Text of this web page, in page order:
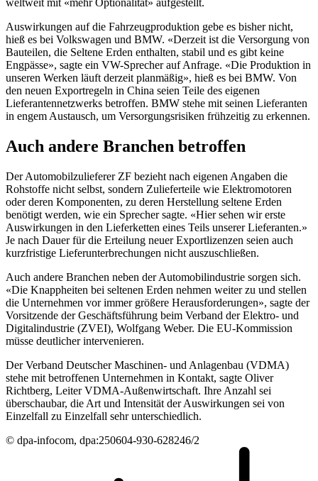
weltweit mit «mehr Optionalität» aufgestellt.
Auswirkungen auf die Fahrzeugproduktion gebe es bisher nicht,
hieß es bei Volkswagen und BMW. «Derzeit ist die Versorgung von
Bauteilen, die Seltene Erden enthalten, stabil und es gibt keine
Engpässe», sagte ein VW-Sprecher auf Anfrage. «Die Produktion in
unseren Werken läuft derzeit planmäßig», hieß es bei BMW. Von
den neuen Exportregeln in China seien Teile des eigenen
Lieferantennetzwerks betroffen. BMW stehe mit seinen Lieferanten
in engem Austausch, um Versorgungsrisiken frühzeitig zu erkennen.
Auch andere Branchen betroffen
Der Automobilzulieferer ZF bezieht nach eigenen Angaben die
Rohstoffe nicht selbst, sondern Zulieferteile wie Elektromotoren
oder deren Komponenten, zu deren Herstellung seltene Erden
benötigt werden, wie ein Sprecher sagte. «Hier sehen wir erste
Auswirkungen in den Lieferketten eines Teils unserer Lieferanten.»
Je nach Dauer für die Erteilung neuer Exportlizenzen seien auch
kurzfristige Lieferunterbrechungen nicht auszuschließen.
Auch andere Branchen neben der Automobilindustrie sorgen sich.
«Die Knappheiten bei seltenen Erden nehmen weiter zu und stellen
die Unternehmen vor immer größere Herausforderungen», sagte der
Vorsitzende der Geschäftsführung beim Verband der Elektro- und
Digitalindustrie (ZVEI), Wolfgang Weber. Die EU-Kommission
müsse deutlicher intervenieren.
Der Verband Deutscher Maschinen- und Anlagenbau (VDMA)
stehe mit betroffenen Unternehmen in Kontakt, sagte Oliver
Richtberg, Leiter VDMA-Außenwirtschaft. Ihre Anzahl sei
überschaubar, die Art und Intensität der Auswirkungen sei von
Einzelfall zu Einzelfall sehr unterschiedlich.
© dpa-infocom, dpa:250604-930-628246/2